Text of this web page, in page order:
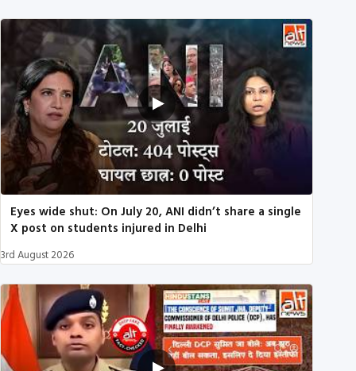
Eyes wide shut: On July 20, ANI didn’t share a single
X post on students injured in Delhi
3rd August 2026